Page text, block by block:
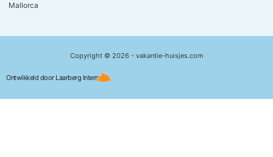
Mallorca
Copyright © 2026 - vakantie-huisjes.com
Ontwikkeld door Laarberg Internet